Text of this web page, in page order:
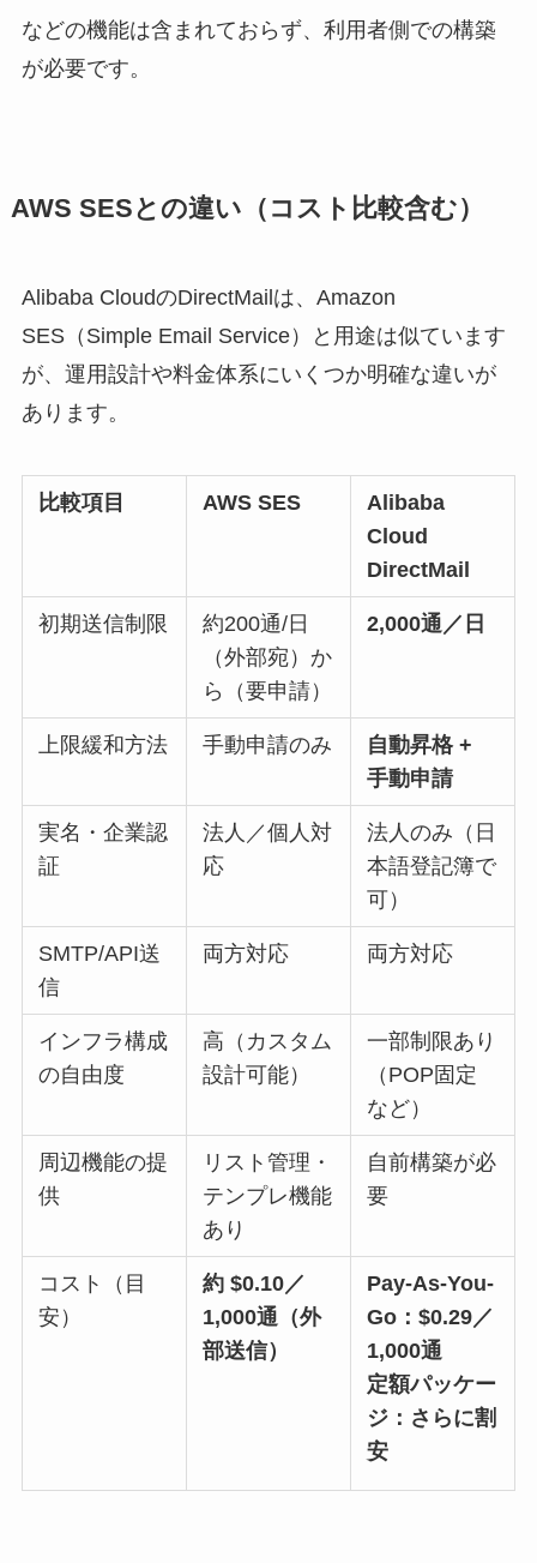
などの機能は含まれておらず、利用者側での構築
が必要です。
AWS SESとの違い（コスト比較含む）
Alibaba CloudのDirectMailは、Amazon
SES（Simple Email Service）と用途は似ています
が、運用設計や料金体系にいくつか明確な違いが
あります。
比較項目 AWS SES
Alibaba
Cloud
DirectMail
初期送信制限
約200通/日
（外部宛）か
ら（要申請）
2,000通／日
上限緩和方法 手動申請のみ
自動昇格 +
手動申請
実名・企業認
証
法人／個人対
応
法人のみ（日
本語登記簿で
可）
SMTP/API送
信
両方対応 両方対応
インフラ構成
の自由度
高（カスタム
設計可能）
一部制限あり
（POP固定
など）
周辺機能の提
供
リスト管理・
テンプレ機能
あり
自前構築が必
要
コスト（目
安）
約 $0.10／
1,000通（外
部送信）
Pay‑As‑You‑
Go：$0.29／
1,000通
定額パッケー
ジ：さらに割
安